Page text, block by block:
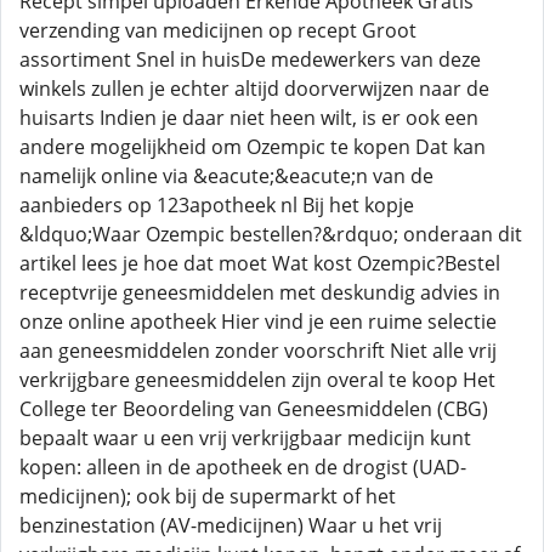
verzending van medicijnen op recept Groot
assortiment Snel in huisDe medewerkers van deze
winkels zullen je echter altijd doorverwijzen naar de
huisarts Indien je daar niet heen wilt, is er ook een
andere mogelijkheid om Ozempic te kopen Dat kan
namelijk online via &eacute;&eacute;n van de
aanbieders op 123apotheek nl Bij het kopje
&ldquo;Waar Ozempic bestellen?&rdquo; onderaan dit
artikel lees je hoe dat moet Wat kost Ozempic?Bestel
receptvrije geneesmiddelen met deskundig advies in
onze online apotheek Hier vind je een ruime selectie
aan geneesmiddelen zonder voorschrift Niet alle vrij
verkrijgbare geneesmiddelen zijn overal te koop Het
College ter Beoordeling van Geneesmiddelen (CBG)
bepaalt waar u een vrij verkrijgbaar medicijn kunt
kopen: alleen in de apotheek en de drogist (UAD-
medicijnen); ook bij de supermarkt of het
benzinestation (AV-medicijnen) Waar u het vrij